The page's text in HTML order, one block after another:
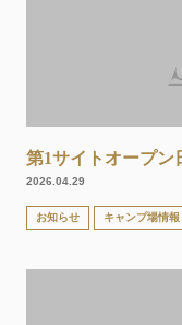
第1サイトオープン
2026.04.29
お知らせ キャンプ場情報